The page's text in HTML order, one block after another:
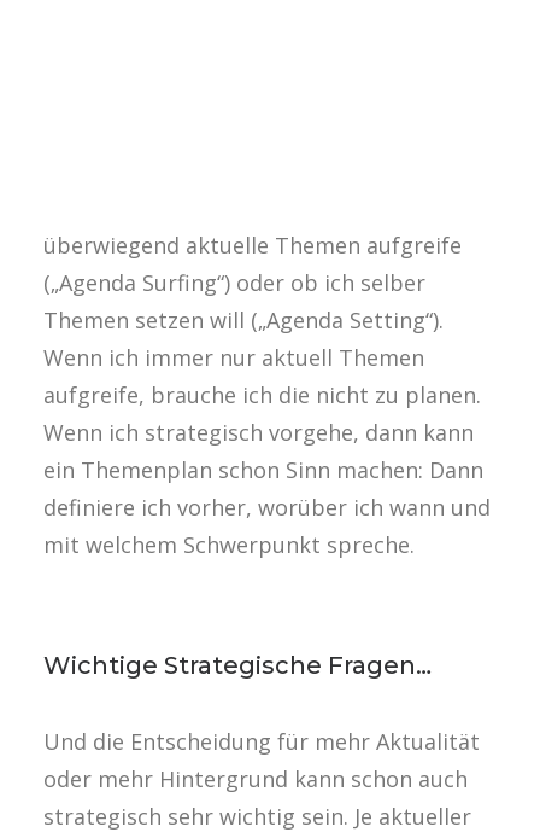
überwiegend aktuelle Themen aufgreife
(„Agenda Surfing“) oder ob ich selber
Themen setzen will („Agenda Setting“).
Wenn ich immer nur aktuell Themen
aufgreife, brauche ich die nicht zu planen.
Wenn ich strategisch vorgehe, dann kann
ein Themenplan schon Sinn machen: Dann
definiere ich vorher, worüber ich wann und
mit welchem Schwerpunkt spreche.
Wichtige Strategische Fragen…
Und die Entscheidung für mehr Aktualität
oder mehr Hintergrund kann schon auch
strategisch sehr wichtig sein. Je aktueller